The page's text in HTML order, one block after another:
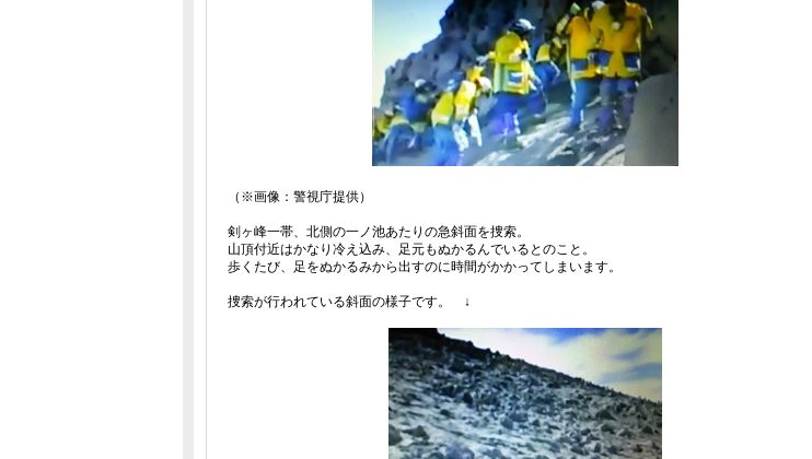
（※画像：警視庁提供）
剣ヶ峰一帯、北側の一ノ池あたりの急斜面を捜索。
山頂付近はかなり冷え込み、足元もぬかるんでいるとのこと。
歩くたび、足をぬかるみから出すのに時間がかかってしまいます。
捜索が行われている斜面の様子です。 ↓